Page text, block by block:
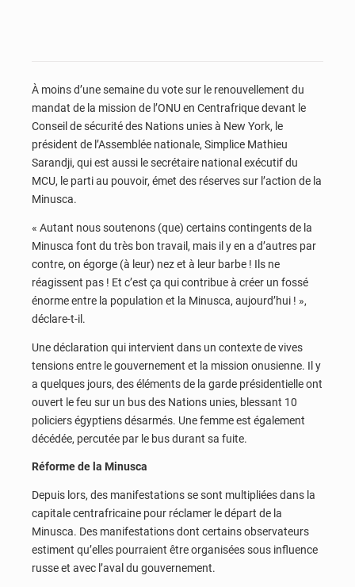
À moins d’une semaine du vote sur le renouvellement du
mandat de la mission de l’ONU en Centrafrique devant le
Conseil de sécurité des Nations unies à New York, le
président de l’Assemblée nationale, Simplice Mathieu
Sarandji, qui est aussi le secrétaire national exécutif du
MCU, le parti au pouvoir, émet des réserves sur l’action de la
Minusca.
« Autant nous soutenons (que) certains contingents de la
Minusca font du très bon travail, mais il y en a d’autres par
contre, on égorge (à leur) nez et à leur barbe ! Ils ne
réagissent pas ! Et c’est ça qui contribue à créer un fossé
énorme entre la population et la Minusca, aujourd’hui ! »,
déclare-t-il.
Une déclaration qui intervient dans un contexte de vives
tensions entre le gouvernement et la mission onusienne. Il y
a quelques jours, des éléments de la garde présidentielle ont
ouvert le feu sur un bus des Nations unies, blessant 10
policiers égyptiens désarmés. Une femme est également
décédée, percutée par le bus durant sa fuite.
Réforme de la Minusca
Depuis lors, des manifestations se sont multipliées dans la
capitale centrafricaine pour réclamer le départ de la
Minusca. Des manifestations dont certains observateurs
estiment qu’elles pourraient être organisées sous influence
russe et avec l’aval du gouvernement.